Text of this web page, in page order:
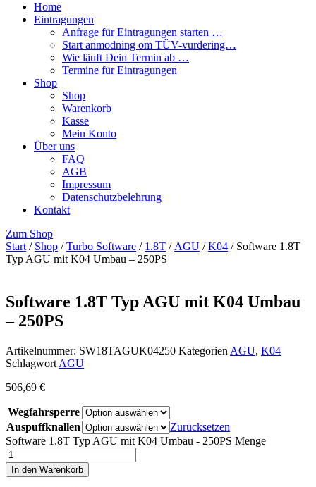
Home
Eintragungen
Anfrage für Eintragungen starten …
Start anmodning om TÜV-vurdering…
Wie läuft Dein Termin ab …
Termine für Eintragungen
Shop
Shop
Warenkorb
Kasse
Mein Konto
Über uns
FAQ
AGB
Impressum
Datenschutzbelehrung
Kontakt
Zum Shop
Start / Shop /Turbo Software / 1.8T / AGU /K04 / Software 1.8T
Typ AGU mit K04 Umbau – 250PS
Software 1.8T Typ AGU mit K04 Umbau
– 250PS
Artikelnummer: SW18TAGUK04250 Kategorien AGU, K04
Schlagwort AGU
506,69 €
Wegfahrsperre
Auspuffknallen
Zurücksetzen
Software 1.8T Typ AGU mit K04 Umbau - 250PS Menge
In den Warenkorb